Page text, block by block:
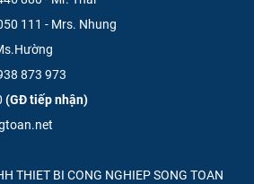
khách hàng
thi công
kế để xử lý nhiều loại vật liệu và bề mặt
111 - Mrs. Nhung
873 973
(GĐ tiếp nhận)
THIET BI CONG NGHIEP SONG TOAN